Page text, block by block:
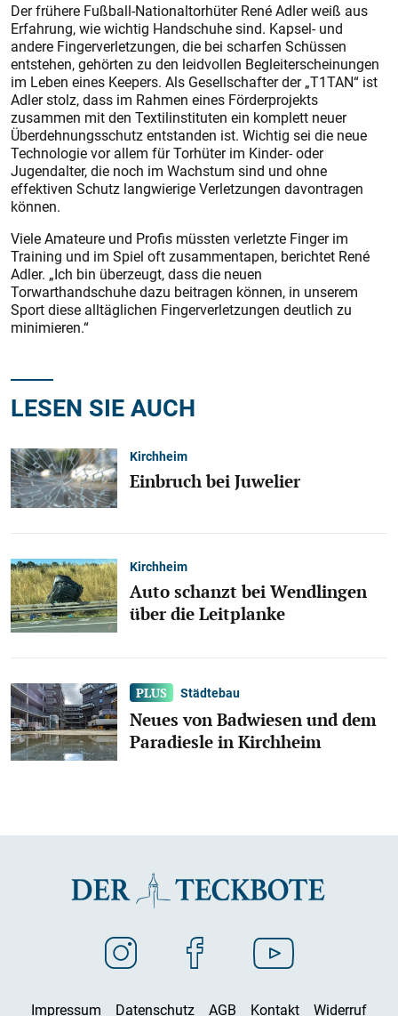
Der frühere Fußball-Nationaltorhüter René Adler weiß aus
Erfahrung, wie wichtig Handschuhe sind. Kapsel- und
andere Fingerverletzungen, die bei scharfen Schüssen
entstehen, gehörten zu den leidvollen Begleiterscheinungen
im Leben eines Keepers. Als Gesellschafter der „T1TAN“ ist
Adler stolz, dass im Rahmen eines Förderprojekts
zusammen mit den Textilinstituten ein komplett neuer
Überdehnungsschutz entstanden ist. Wichtig sei die neue
Technologie vor allem für Torhüter im Kinder- oder
Jugendalter, die noch im Wachstum sind und ohne
effektiven Schutz langwierige Verletzungen davontragen
können.
Viele Amateure und Profis müssten verletzte Finger im
Training und im Spiel oft zusammentapen, berichtet René
Adler. „Ich bin überzeugt, dass die neuen
Torwarthandschuhe dazu beitragen können, in unserem
Sport diese alltäglichen Fingerverletzungen deutlich zu
minimieren.“
LESEN SIE AUCH
Kirchheim
Einbruch bei Juwelier
Kirchheim
Auto schanzt bei Wendlingen
über die Leitplanke
Städtebau
Neues von Badwiesen und dem
Paradiesle in Kirchheim
Impressum Datenschutz AGB Kontakt Widerruf